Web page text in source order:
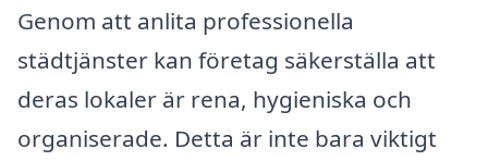
Genom att anlita professionella
städtjänster kan företag säkerställa att
deras lokaler är rena, hygieniska och
organiserade. Detta är inte bara viktigt